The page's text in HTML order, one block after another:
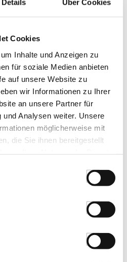
Details Über Cookies
Cookies
Inhalte und Anzeigen zu
für soziale Medien anbieten
auf unsere Website zu
wir Informationen zu Ihrer
an unsere Partner für
Analysen weiter. Unsere
möglicherweise mit
die Sie ihnen bereitgestellt
U. SPEZIFIKATIONEN
100 St
verfügbar. i
mit Garnelen, ungebacken,